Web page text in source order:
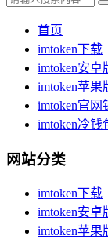
首页
imtoken下载
imtoken安卓
imtoken苹果
imtoken官网
imtoken冷钱
网站分类
imtoken下载
imtoken安卓
imtoken苹果